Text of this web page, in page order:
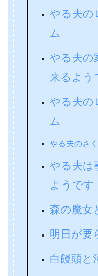
やる夫の
ム
やる夫の
来るよう
やる夫の
ム
やる夫のさ
やる夫は
ようです
森の魔女
明日が要
白饅頭と